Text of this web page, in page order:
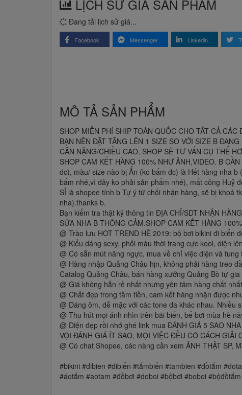
LỊCH SỬ GIÁ SẢN PHẨM
Đang tải lịch sử giá...
Facebook Messenger Linkedin
MÔ TẢ SẢN PHẨM
SHOP MIỄN PHÍ SHIP TOÀN QUỐC CHO TẤT CẢ
BẠN NÊN ĐẶT TĂNG LÊN 1 SIZE SO VỚI SIZE B
CÂN NẶNG/CHIỀU CAO, SHOP SẼ TƯ VẤN CỤ THỂ
SHOP CAM KẾT HÀNG 100% NHƯ ẢNH,VIDEO. B
dc), màu/ size nào bị Ẩn (ko bấm dc) là Hết hàng nha
bấm nhé,vì đây ko phải sản phẩm nhé), mất công Huỷ
SỈ là shopee tính b Tự ý từ chối nhận hàng, sẽ bị khoá
nha).thanks b.
Bạn kiểm tra thật kỹ thông tin ĐỊA CHỈ/SDT NHẬN
SỬA NHA B THÔNG CẢM.SHOP CAM KẾT HÀNG
@ Trào lưu HOT TREND HÈ 2019: bộ bơi bikini đi biển
@ Kiểu dáng sexy, phối màu thời trang cực kool, diện
@ Có sẵn mút nâng ngực, mua về chỉ việc diện và
@ Hàng nhập Quảng Châu hịn, không phải hàng treo
Catalog Quảng Châu, bán hàng xưởng Quảng Bò tự gia
@ Giá không hẳn rẻ nhất nhưng yên tâm hàng chất
@ Chất đẹp trong tầm tiền, cam kết hàng nhận được
@ Dáng ôm, dễ mặc với các tone da khác nhau. Nhiều
@ Thu hút mọi ánh nhìn trên bãi biển, bể bơi mùa hè
@ Diện đẹp rồi nhớ ghé link mua ĐÁNH GIÁ 5 SAO
VỘI ĐÁNH GIÁ ÍT SAO, MỌI VIỆC ĐỀU CÓ CÁCH GIẢI
@ Có chat Shopee, các nàng cần xem ẢNH THẬT
#bikini #dibien #đibiển #tắmbiển #tambien #đồtắm
#áotắm #aotam #đồbơi #doboi #bộbơi #boboi